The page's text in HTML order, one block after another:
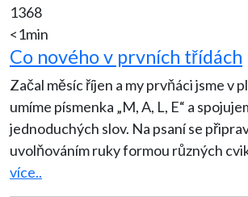
1368
<1min
Co nového v prvních třídách
Začal měsíc říjen a my prvňáci jsme v
umíme písmenka „M, A, L, E“ a
jednoduchých slov. Na psaní se
uvolňováním ruky formou různých
více..